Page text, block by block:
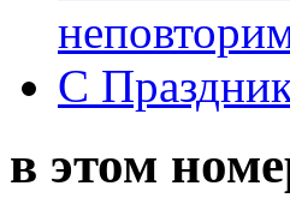
С
в этом